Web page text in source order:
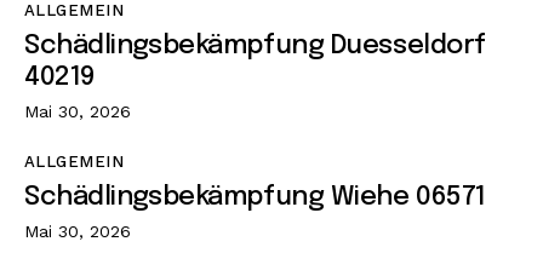
ALLGEMEIN
Schädlingsbekämpfung Duesseldorf
40219
Mai 30, 2026
ALLGEMEIN
Schädlingsbekämpfung Wiehe 06571
Mai 30, 2026